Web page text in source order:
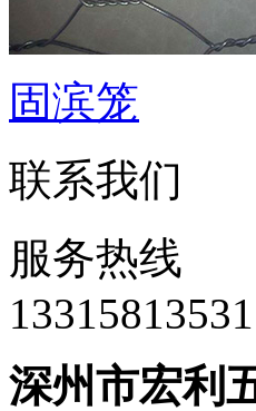
固滨笼
联系我们
服务热线
‭13315813531
深州市宏利